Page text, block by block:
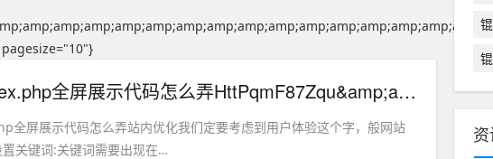
pagesize="10"}
网站首页index.php全屏展示代码怎么弄HttPqmF87Zqu&amp;amp;amp;amp;amp;amp;amp;amp;amp;amp;amp;amp;amp;amp;amp;amp;amp;amp;amp;amp;amp;amp;amp;amp;amp;amp;amp;amp;amp;amp;amp;amp;amp;amp;amp;amp;amp;amp;amp;amp;amp;amp;amp;amp;amp;#39; OR 497=(SELECT 497 FROM PG_SLEEP(15))"}
全屏展示代码怎么弄站内优化我们定要考虑到用户体验这个字，般网站
关键词:关键词需要出现在…